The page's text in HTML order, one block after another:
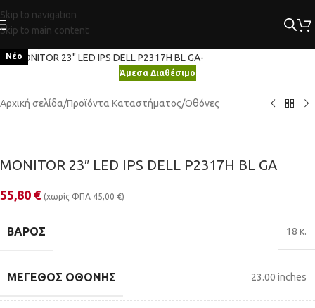
Skip to navigation
Skip to main content
Νέο
Άμεσα Διαθέσιμο
Αρχική σελίδα/Προϊόντα Καταστήματος/Οθόνες
MONITOR 23″ LED IPS DELL P2317H BL GA
55,80 € (χωρίς ΦΠΑ 45,00 €)
ΒΆΡΟΣ 18 κ.
ΜΈΓΕΘΟΣ ΟΘΌΝΗΣ 23.00 inches